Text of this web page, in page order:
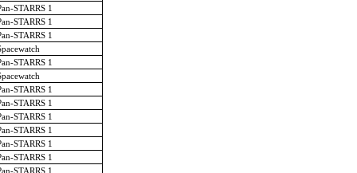
STARRS 1
STARRS 1
STARRS 1
STARRS 1
STARRS 1
STARRS 1
STARRS 1
STARRS 1
STARRS 1
STARRS 1
STARRS 1